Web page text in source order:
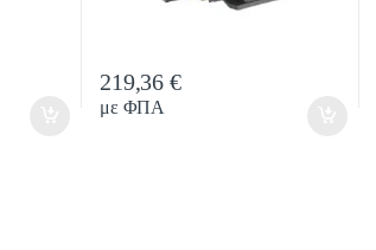
219,36€
με ΦΠΑ
Quantity